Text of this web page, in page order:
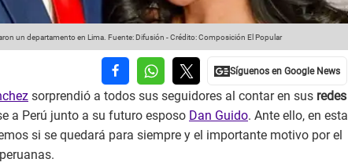
un departamento en Lima. Fuente: Difusión -Crédito: Composición El Popular
sorprendió a todos sus seguidores al contar en sus redes
a Perú junto a su futuro esposo Dan Guido. Ante ello, en esta
si se quedará para siempre y el importante motivo por el